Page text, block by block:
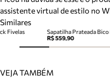
assistente virtual de estilo no
Similares
Sapatilha Prateada
R$ 559,90
Fivelas
VEJA TAMBÉM